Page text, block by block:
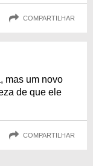
COMPARTILHAR
mas um novo
de que ele
COMPARTILHAR